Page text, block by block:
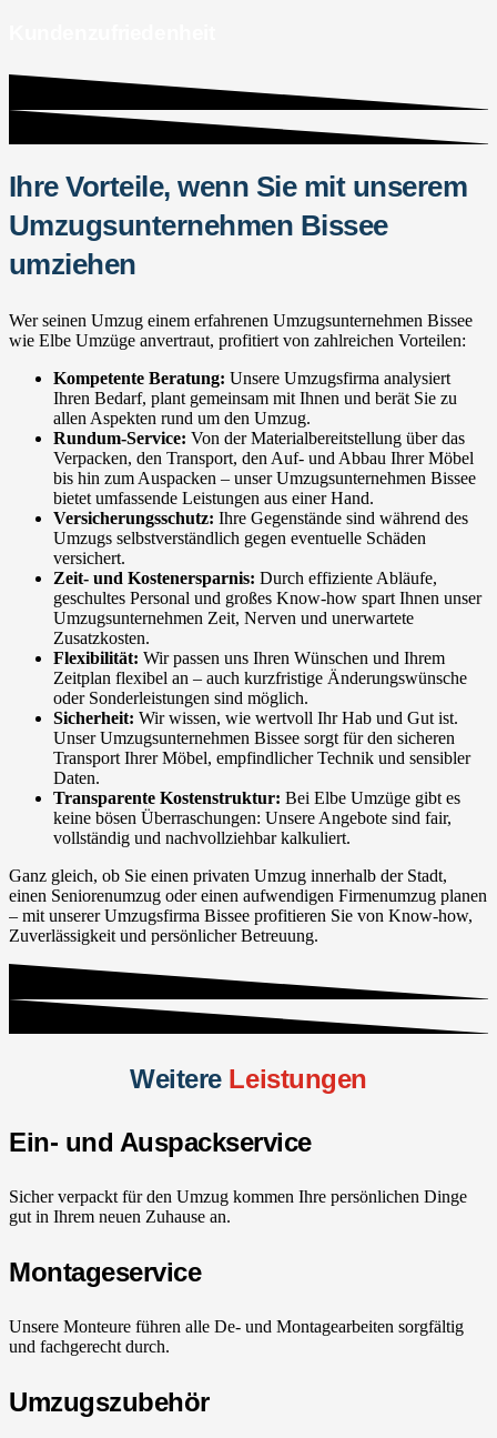
Ihre Vorteile, wenn Sie mit unserem
Umzugsunternehmen Bissee
umziehen
Wer seinen Umzug einem erfahrenen Umzugsunternehmen Bissee
wie Elbe Umzüge anvertraut, profitiert von zahlreichen Vorteilen:
Kompetente Beratung: Unsere Umzugsfirma analysiert
Ihren Bedarf, plant gemeinsam mit Ihnen und berät Sie zu
allen Aspekten rund um den Umzug.
Rundum-Service: Von der Materialbereitstellung über das
Verpacken, den Transport, den Auf- und Abbau Ihrer Möbel
bis hin zum Auspacken – unser Umzugsunternehmen Bissee
bietet umfassende Leistungen aus einer Hand.
Versicherungsschutz: Ihre Gegenstände sind während des
Umzugs selbstverständlich gegen eventuelle Schäden
versichert.
Zeit- und Kostenersparnis: Durch effiziente Abläufe,
geschultes Personal und großes Know-how spart Ihnen unser
Umzugsunternehmen Zeit, Nerven und unerwartete
Zusatzkosten.
Flexibilität: Wir passen uns Ihren Wünschen und Ihrem
Zeitplan flexibel an – auch kurzfristige Änderungswünsche
oder Sonderleistungen sind möglich.
Sicherheit: Wir wissen, wie wertvoll Ihr Hab und Gut ist.
Unser Umzugsunternehmen Bissee sorgt für den sicheren
Transport Ihrer Möbel, empfindlicher Technik und sensibler
Daten.
Transparente Kostenstruktur: Bei Elbe Umzüge gibt es
keine bösen Überraschungen: Unsere Angebote sind fair,
vollständig und nachvollziehbar kalkuliert.
Ganz gleich, ob Sie einen privaten Umzug innerhalb der Stadt,
einen Seniorenumzug oder einen aufwendigen Firmenumzug planen
– mit unserer Umzugsfirma Bissee profitieren Sie von Know-how,
Zuverlässigkeit und persönlicher Betreuung.
Weitere Leistungen
Ein- und Auspackservice
Sicher verpackt für den Umzug kommen Ihre persönlichen Dinge
gut in Ihrem neuen Zuhause an.
Montageservice
Unsere Monteure führen alle De- und Montagearbeiten sorgfältig
und fachgerecht durch.
Umzugszubehör